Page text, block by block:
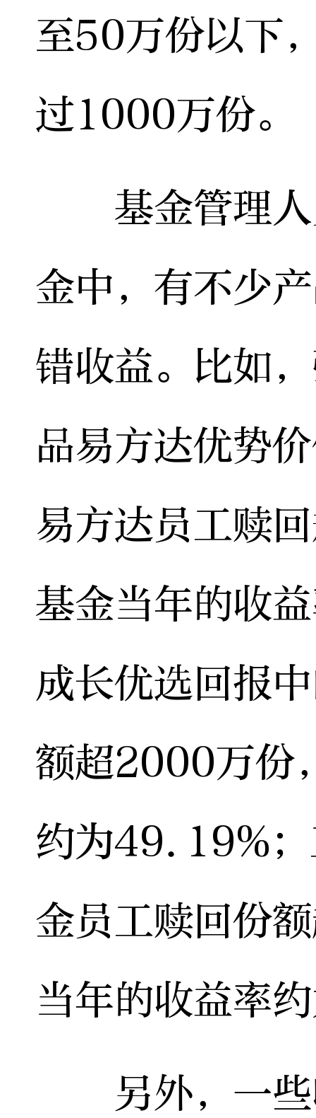
至50万份以下
过1000万份。
基金管理人
金中，有不少
错收益。比如
品易方达优势
易方达员工赎
基金当年的收
成长优选回报
额超2000万份
约为49.19%；
金员工赎回份
当年的收益率
另外，一些